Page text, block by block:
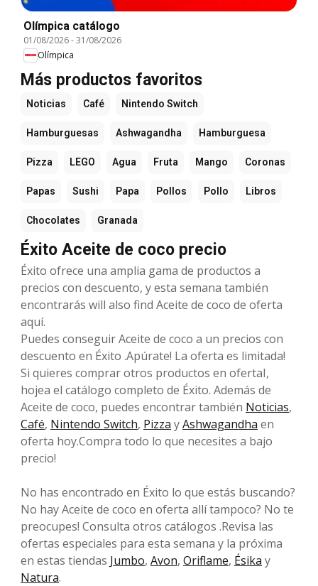
Olímpica catálogo
01/08/2026-31/08/2026
Olímpica
Más productos favoritos
Noticias Café Nintendo Switch
Hamburguesas Ashwagandha Hamburguesa
Pizza LEGO Agua Fruta Mango Coronas
Papas Sushi Papa Pollos Pollo Libros
Chocolates Granada
Éxito Aceite de coco precio
Éxito ofrece una amplia gama de productos a
precios con descuento, y esta semana también
encontrarás will also find Aceite de coco de oferta
aquí.
Puedes conseguir Aceite de coco a un precios con
descuento en Éxito .Apúrate! La oferta es limitada!
Si quieres comprar otros productos en ofertaI,
hojea el catálogo completo de Éxito. Además de
Aceite de coco, puedes encontrar también Noticias,
Café, Nintendo Switch, Pizza yAshwagandha en
oferta hoy.Compra todo lo que necesites a bajo
precio!
No has encontrado en Éxito lo que estás buscando?
No hay Aceite de coco en oferta allí tampoco? No te
preocupes! Consulta otros catálogos .Revisa las
ofertas especiales para esta semana y la próxima
en estas tiendas Jumbo, Avon, Oriflame, Ésika y
Natura.